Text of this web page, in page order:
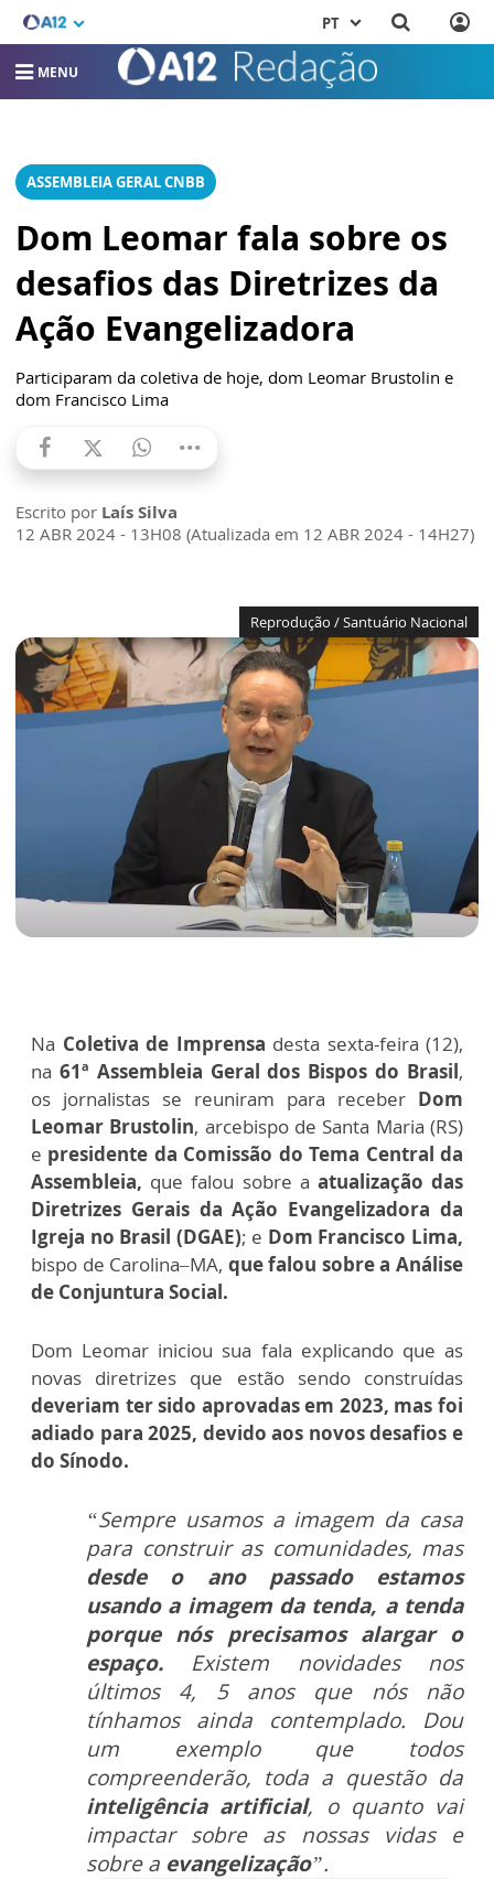
PT
MENU
ASSEMBLEIA GERAL CNBB
Dom Leomar fala sobre os
desafios das Diretrizes da
Ação Evangelizadora
Participaram da coletiva de hoje, dom Leomar Brustolin e
dom Francisco Lima
Escrito por Laís Silva
12 ABR 2024 - 13H08 (Atualizada em 12 ABR 2024 - 14H27)
Reprodução / Santuário Nacional
Na Coletiva de Imprensa desta sexta-feira (12),
na 61ª Assembleia Geral dos Bispos do Brasil,
os jornalistas se reuniram para receber Dom
Leomar Brustolin, arcebispo de Santa Maria (RS)
e presidente da Comissão do Tema Central da
Assembleia, que falou sobre a atualização das
Diretrizes Gerais da Ação Evangelizadora da
Igreja no Brasil (DGAE); e Dom Francisco Lima,
bispo de Carolina–MA, que falou sobre a Análise
de Conjuntura Social.
Dom Leomar iniciou sua fala explicando que as
novas diretrizes que estão sendo construídas
deveriam ter sido aprovadas em 2023, mas foi
adiado para 2025, devido aos novos desafios e
do Sínodo.
“Sempre usamos a imagem da casa
para construir as comunidades, mas
desde o ano passado estamos
usando a imagem da tenda, a tenda
porque nós precisamos alargar o
espaço. Existem novidades nos
últimos 4, 5 anos que nós não
tínhamos ainda contemplado. Dou
um exemplo que todos
compreenderão, toda a questão da
inteligência artificial, o quanto vai
impactar sobre as nossas vidas e
sobre a evangelização”.